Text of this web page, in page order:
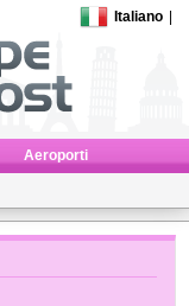
Italiano
Aeroporti